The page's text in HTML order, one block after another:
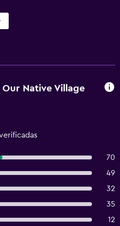
Native Village
70
49
32
35
12